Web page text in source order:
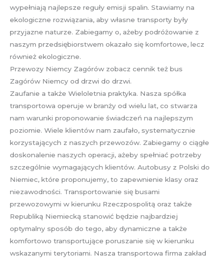
wypełniają najlepsze reguły emisji spalin. Stawiamy na
ekologiczne rozwiązania, aby własne transporty były
przyjazne naturze. Zabiegamy o, ażeby podróżowanie z
naszym przedsiębiorstwem okazało się komfortowe, lecz
również ekologiczne.
Przewozy Niemcy Zagórów zobacz cennik też bus
Zagórów Niemcy od drzwi do drzwi.
Zaufanie a także Wieloletnia praktyka. Nasza spółka
transportowa operuje w branży od wielu lat, co stwarza
nam warunki proponowanie świadczeń na najlepszym
poziomie. Wiele klientów nam zaufało, systematycznie
korzystających z naszych przewozów. Zabiegamy o ciągłe
doskonalenie naszych operacji, ażeby spełniać potrzeby
szczególnie wymagających klientów. Autobusy z Polski do
Niemiec, które proponujemy, to zapewnienie klasy oraz
niezawodności. Transportowanie się busami
przewozowymi w kierunku Rzeczpospolitą oraz także
Republiką Niemiecką stanowić będzie najbardziej
optymalny sposób do tego, aby dynamiczne a także
komfortowo transportujące poruszanie się w kierunku
wskazanymi terytoriami. Nasza transportowa firma zakład